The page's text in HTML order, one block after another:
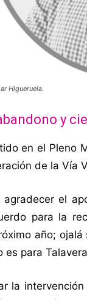
Higueruela.
y
en el Pleno
de la Vía
el
para la
año;
es para
la